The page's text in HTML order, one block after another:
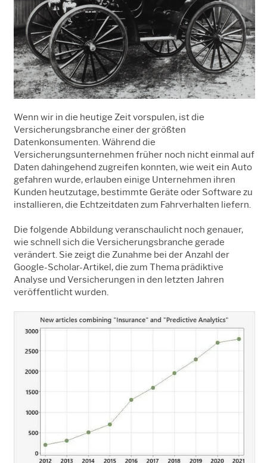
Wenn wir in die heutige Zeit vorspulen, ist die
Versicherungsbranche einer der größten
Datenkonsumenten. Während die
Versicherungsunternehmen früher noch nicht einmal auf
Daten dahingehend zugreifen konnten, wie weit ein Auto
gefahren wurde, erlauben einige Unternehmen ihren
Kunden heutzutage, bestimmte Geräte oder Software zu
installieren, die Echtzeitdaten zum Fahrverhalten liefern.
Die folgende Abbildung veranschaulicht noch genauer,
wie schnell sich die Versicherungsbranche gerade
verändert. Sie zeigt die Zunahme bei der Anzahl der
Google-Scholar-Artikel, die zum Thema prädiktive
Analyse und Versicherungen in den letzten Jahren
veröffentlicht wurden.